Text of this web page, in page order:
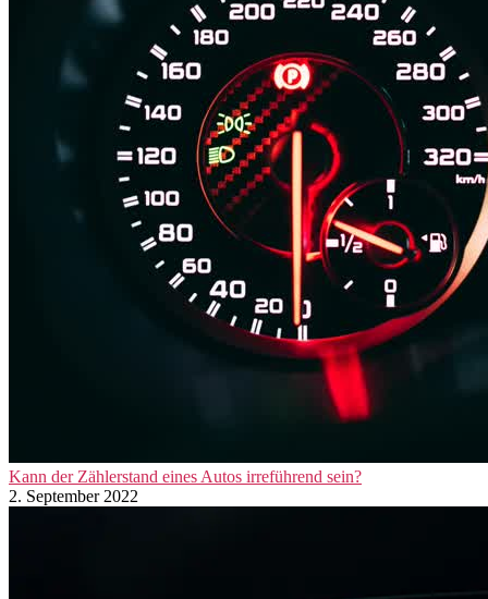
Kann der Zählerstand eines Autos irreführend sein?
2. September 2022